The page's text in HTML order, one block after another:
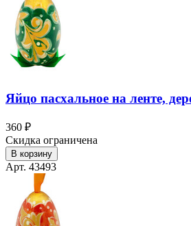
Яйцо пасхальное на ленте,
360 ₽
Скидка ограничена
В корзину
Арт. 43493